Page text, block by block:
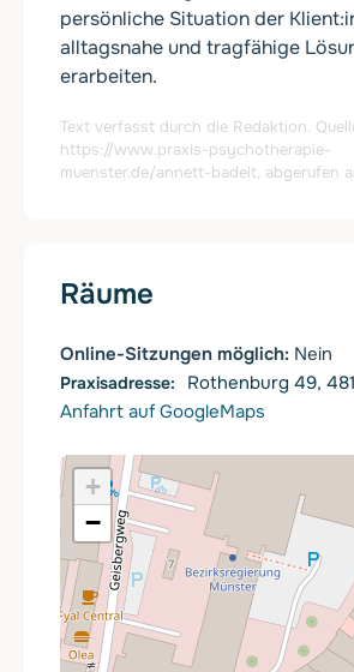
persönliche Situation der
alltagsnahe und tragfähige
erarbeiten.
Text verfasst durch die Redaktion.
https://www.praxis-psychotherapie-
muenster.de/annett-badelt, abgerufen
Räume
Online-Sitzungen möglich: Nein
Rothenburg 49,
Anfahrt auf GoogleMaps
+
−